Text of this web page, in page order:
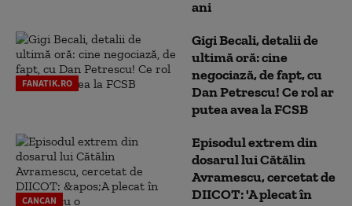
ani
FANATIK.RO
Gigi Becali, detalii de
ultimă oră: cine
negociază, de fapt, cu
Dan Petrescu! Ce rol ar
putea avea la FCSB
CANCAN
Episodul extrem din
dosarul lui Cătălin
Avramescu, cercetat de
DIICOT: 'A plecat în